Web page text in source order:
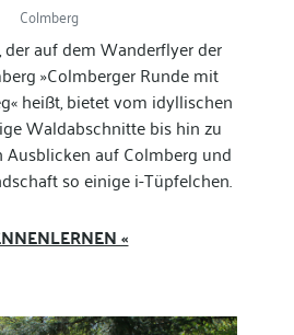
Colmberg
auf dem Wanderflyer der
»Colmberger Runde mit
heißt, bietet vom idyllischen
Waldabschnitte bis hin zu
Ausblicken auf Colmberg und
so einige i-Tüpfelchen.
«